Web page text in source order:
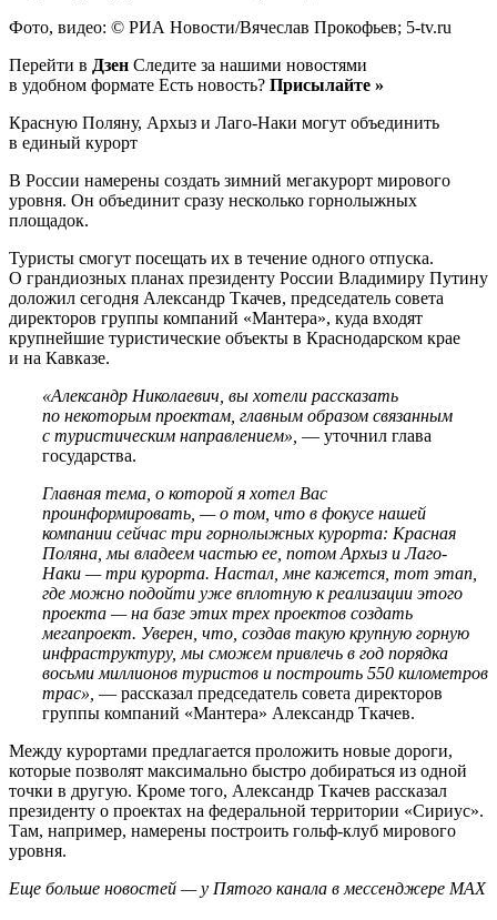
Фото, видео: © РИА Новости/Вячеслав Прокофьев; 5-tv.ru
Перейти в Дзен Следите за нашими новостями
в удобном формате Есть новость? Присылайте »
Красную Поляну, Архыз и Лаго-Наки могут объединить
в единый курорт
В России намерены создать зимний мегакурорт мирового
уровня. Он объединит сразу несколько горнолыжных
площадок.
Туристы смогут посещать их в течение одного отпуска.
О грандиозных планах президенту России Владимиру Путину
доложил сегодня Александр Ткачев, председатель совета
директоров группы компаний «Мантера», куда входят
крупнейшие туристические объекты в Краснодарском крае
и на Кавказе.
«Александр Николаевич, вы хотели рассказать
по некоторым проектам, главным образом связанным
с туристическим направлением», — уточнил глава
государства.
Главная тема, о которой я хотел Вас
проинформировать, — о том, что в фокусе нашей
компании сейчас три горнолыжных курорта: Красная
Поляна, мы владеем частью ее, потом Архыз и Лаго-
Наки — три курорта. Настал, мне кажется, тот этап,
где можно подойти уже вплотную к реализации этого
проекта — на базе этих трех проектов создать
мегапроект. Уверен, что, создав такую крупную горную
инфраструктуру, мы сможем привлечь в год порядка
восьми миллионов туристов и построить 550 километров
трас», — рассказал председатель совета директоров
группы компаний «Мантера» Александр Ткачев.
Между курортами предлагается проложить новые дороги,
которые позволят максимально быстро добираться из одной
точки в другую. Кроме того, Александр Ткачев рассказал
президенту о проектах на федеральной территории «Сириус».
Там, например, намерены построить гольф-клуб мирового
уровня.
Еще больше новостей — у Пятого канала в мессенджере MAX